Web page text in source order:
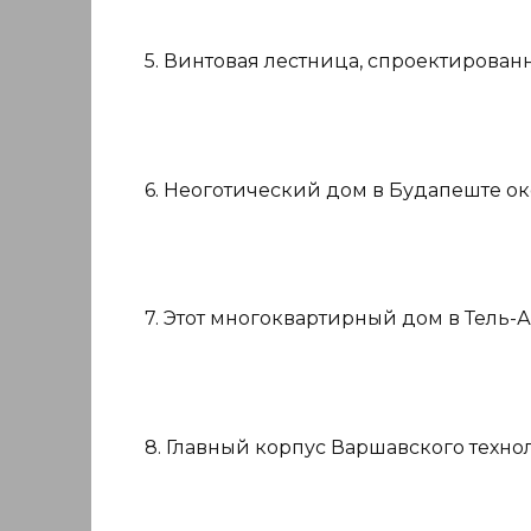
5. Винтовая лестница,
6. Неоготический дом в Будапеште
7. Этот многоквартирный дом в Тель-
8. Главный корпус Варшавского